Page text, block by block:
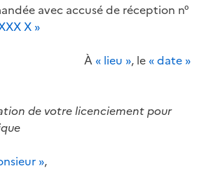
avec accusé de réception n°
X »
À « lieu », le « date »
de votre licenciement pour
»,